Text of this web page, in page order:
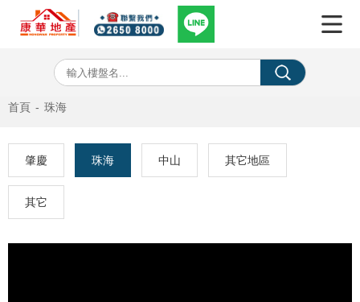
首頁 - 珠海
肇慶 珠海 中山 其它地區
其它